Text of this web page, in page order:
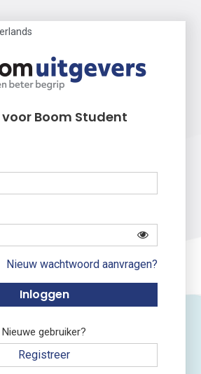
voor Boom Student
Nieuw wachtwoord aanvragen?
Nieuwe gebruiker?
Registreer